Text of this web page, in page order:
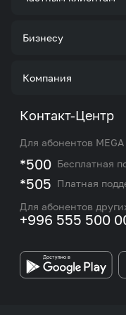
Тарифы
Роуминг и
eSIM
Подбор номера
Бизнесу
Стать
M2M
Контакты
корпоративными и
Компания
О нас
Новости
Карта покрытия
Работа в MEGA
Бренд MEGA
Контакт-Центр
Для абонентов MEGA
*500 Бесплатная
*505 Платная
Для абонентов
+996 555 500